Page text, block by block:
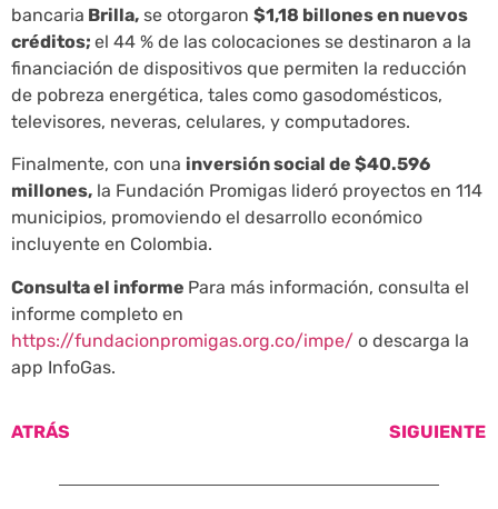
bancaria Brilla, se otorgaron $1,18 billones en nuevos
créditos; el 44 % de las colocaciones se destinaron a la
financiación de dispositivos que permiten la reducción
de pobreza energética, tales como gasodomésticos,
televisores, neveras, celulares, y computadores.
Finalmente, con una inversión social de $40.596
millones, la Fundación Promigas lideró proyectos en 114
municipios, promoviendo el desarrollo económico
incluyente en Colombia.
Consulta el informe Para más información, consulta el
informe completo en
https://fundacionpromigas.org.co/impe/ o descarga la
app InfoGas.
ATRÁS SIGUIENTE